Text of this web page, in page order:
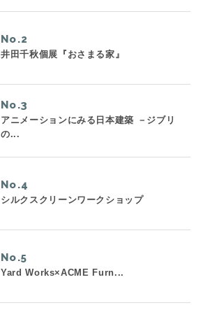
No.
井田千秋個展『おさまる家』
No.
アニメーションにみる日本建築 －ジブリ
の...
No.
シルクスクリーンワークショップ
No.
Yard Works×ACME Furn...